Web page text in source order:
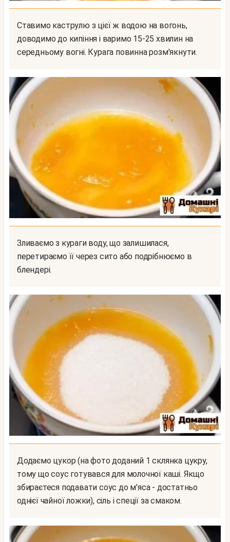
Ставимо каструлю з цієї ж водою на вогонь,
доводимо до кипіння і варимо 15-25 хвилин на
середньому вогні. Курага повинна розм'якнути.
Зливаємо з кураги воду, що залишилася,
перетираємо її через сито або подрібнюємо в
блендері.
Додаємо цукор (на фото доданий 1 склянка цукру,
тому що соус готувався для молочної каші. Якщо
збираєтеся подавати соус до м'яса - достатньо
однієї чайної ложки), сіль і спеції за смаком.